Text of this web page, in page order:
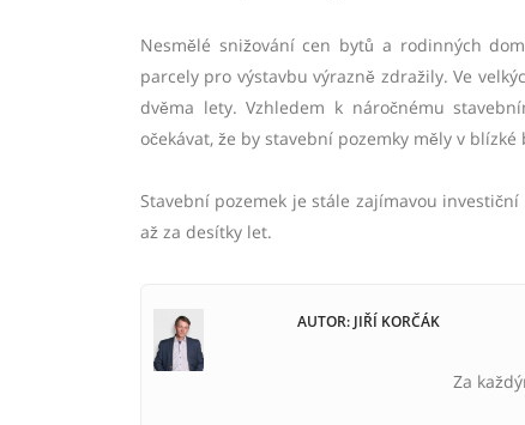
Nesmělé snižování cen bytů a rodinných
parcely pro výstavbu výrazně zdražily. Ve
dvěma lety. Vzhledem k náročnému
očekávat, že by stavební pozemky měly v
Stavební pozemek je stále zajímavou
až za desítky let.
AUTOR: JIŘÍ KORČÁK
Za